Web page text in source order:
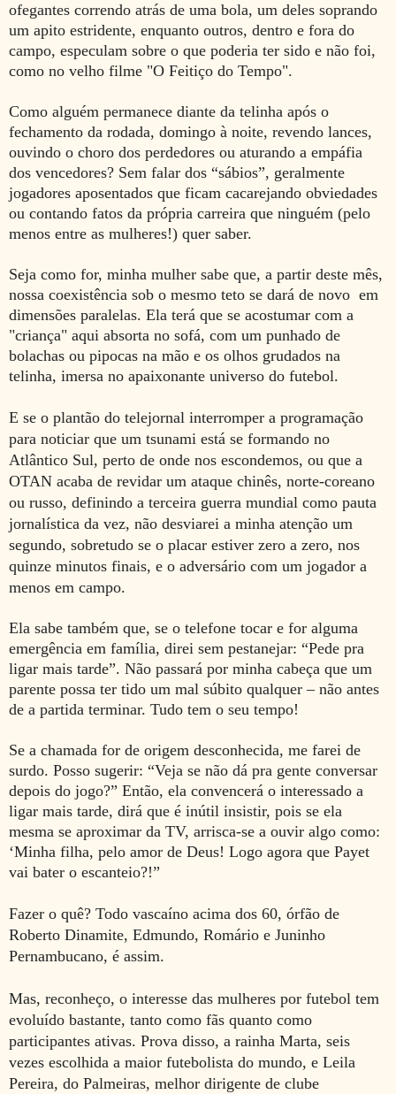
ofegantes correndo atrás de uma bola, um deles soprando
um apito estridente, enquanto outros, dentro e fora do
campo, especulam sobre o que poderia ter sido e não foi,
como no velho filme "O Feitiço do Tempo".
Como alguém permanece diante da telinha após o
fechamento da rodada, domingo à noite, revendo lances,
ouvindo o choro dos perdedores ou aturando a empáfia
dos vencedores? Sem falar dos “sábios”, geralmente
jogadores aposentados que ficam cacarejando obviedades
ou contando fatos da própria carreira que ninguém (pelo
menos entre as mulheres!) quer saber.
Seja como for, minha mulher sabe que, a partir deste mês,
nossa coexistência sob o mesmo teto se dará de novo em
dimensões paralelas. Ela terá que se acostumar com a
"criança" aqui absorta no sofá, com um punhado de
bolachas ou pipocas na mão e os olhos grudados na
telinha, imersa no apaixonante universo do futebol.
E se o plantão do telejornal interromper a programação
para noticiar que um tsunami está se formando no
Atlântico Sul, perto de onde nos escondemos, ou que a
OTAN acaba de revidar um ataque chinês, norte-coreano
ou russo, definindo a terceira guerra mundial como pauta
jornalística da vez, não desviarei a minha atenção um
segundo, sobretudo se o placar estiver zero a zero, nos
quinze minutos finais, e o adversário com um jogador a
menos em campo.
Ela sabe também que, se o telefone tocar e for alguma
emergência em família, direi sem pestanejar: “Pede pra
ligar mais tarde”. Não passará por minha cabeça que um
parente possa ter tido um mal súbito qualquer – não antes
de a partida terminar. Tudo tem o seu tempo!
Se a chamada for de origem desconhecida, me farei de
surdo. Posso sugerir: “Veja se não dá pra gente conversar
depois do jogo?” Então, ela convencerá o interessado a
ligar mais tarde, dirá que é inútil insistir, pois se ela
mesma se aproximar da TV, arrisca-se a ouvir algo como:
‘Minha filha, pelo amor de Deus! Logo agora que Payet
vai bater o escanteio?!”
Fazer o quê? Todo vascaíno acima dos 60, órfão de
Roberto Dinamite, Edmundo, Romário e Juninho
Pernambucano, é assim.
Mas, reconheço, o interesse das mulheres por futebol tem
evoluído bastante, tanto como fãs quanto como
participantes ativas. Prova disso, a rainha Marta, seis
vezes escolhida a maior futebolista do mundo, e Leila
Pereira, do Palmeiras, melhor dirigente de clube